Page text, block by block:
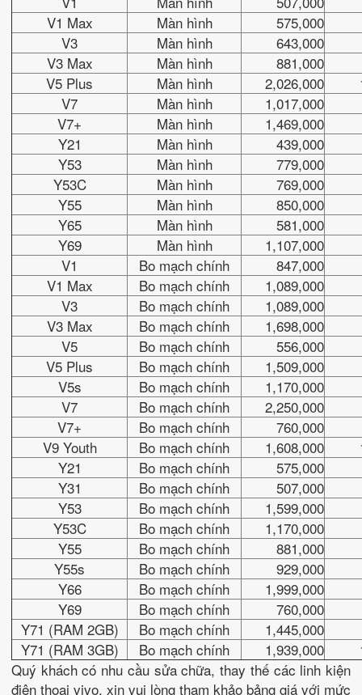
V1 Max
Màn hình
575,000
V3
Màn hình
643,000
V3 Max
Màn hình
881,000
V5 Plus
Màn hình 2,026,000
V7
Màn hình
1,017,000
V7+
Màn hình
1,469,000
Y21
Màn hình
439,000
Y53
Màn hình
779,000
Y53C
Màn hình
769,000
Y55
Màn hình
850,000
Y65
Màn hình
581,000
Y69
Màn hình
1,107,000
V1
Bo mạch chính
847,000
V1 Max
Bo mạch chính
1,089,000
V3
Bo mạch chính
1,089,000
V3 Max
Bo mạch chính
1,698,000
V5
Bo mạch chính
556,000
V5 Plus
Bo mạch chính
1,509,000
V5s
Bo mạch chính
1,170,000
V7
Bo mạch chính
2,250,000
V7+
Bo mạch chính
760,000
V9 Youth
Bo mạch chính 1,608,000
Y21
Bo mạch chính
575,000
Y31
Bo mạch chính
507,000
Y53
Bo mạch chính
1,599,000
Y53C
Bo mạch chính
1,170,000
Y55
Bo mạch chính
881,000
Y55s
Bo mạch chính
929,000
Y66
Bo mạch chính
1,999,000
Y69
Bo mạch chính
760,000
Y71 (RAM 2GB)
Bo mạch chính
1,445,000
Y71 (RAM 3GB)
Bo mạch chính 1,939,000
Quý khách có nhu cầu sửa chữa, thay thế các linh kiện
điện thoại vivo, xin vui lòng tham khảo bảng giá với mức